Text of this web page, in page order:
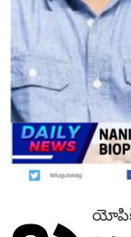
యోపిక్